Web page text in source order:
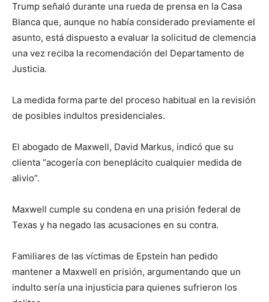
Trump señaló durante una rueda de prensa en la Casa
Blanca que, aunque no había considerado previamente el
asunto, está dispuesto a evaluar la solicitud de clemencia
una vez reciba la recomendación del Departamento de
Justicia.
La medida forma parte del proceso habitual en la revisión
de posibles indultos presidenciales.
El abogado de Maxwell, David Markus, indicó que su
clienta “acogería con beneplácito cualquier medida de
alivio”.
Maxwell cumple su condena en una prisión federal de
Texas y ha negado las acusaciones en su contra.
Familiares de las víctimas de Epstein han pedido
mantener a Maxwell en prisión, argumentando que un
indulto sería una injusticia para quienes sufrieron los